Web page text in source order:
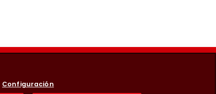
Configuración